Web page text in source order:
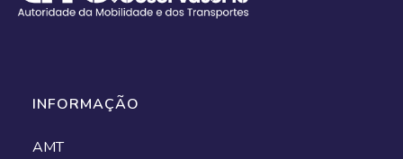
INFORMAÇÃO
AMT